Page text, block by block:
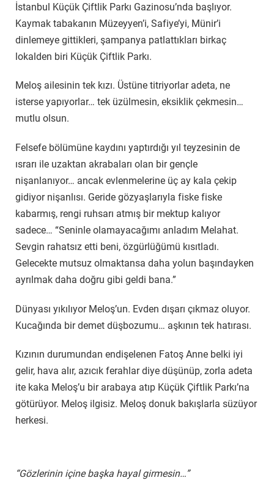
İstanbul Küçük Çiftlik Parkı Gazinosu’nda başlıyor.
Kaymak tabakanın Müzeyyen’i, Safiye’yi, Münir’i
dinlemeye gittikleri, şampanya patlattıkları birkaç
lokalden biri Küçük Çiftlik Parkı.
Meloş ailesinin tek kızı. Üstüne titriyorlar adeta, ne
isterse yapıyorlar… tek üzülmesin, eksiklik çekmesin…
mutlu olsun.
Felsefe bölümüne kaydını yaptırdığı yıl teyzesinin de
ısrarı ile uzaktan akrabaları olan bir gençle
nişanlanıyor… ancak evlenmelerine üç ay kala çekip
gidiyor nişanlısı. Geride gözyaşlarıyla fiske fiske
kabarmış, rengi ruhsarı atmış bir mektup kalıyor
sadece… “Seninle olamayacağımı anladım Melahat.
Sevgin rahatsız etti beni, özgürlüğümü kısıtladı.
Gelecekte mutsuz olmaktansa daha yolun başındayken
ayrılmak daha doğru gibi geldi bana.”
Dünyası yıkılıyor Meloş’un. Evden dışarı çıkmaz oluyor.
Kucağında bir demet düşbozumu… aşkının tek hatırası.
Kızının durumundan endişelenen Fatoş Anne belki iyi
gelir, hava alır, azıcık ferahlar diye düşünüp, zorla adeta
ite kaka Meloş’u bir arabaya atıp Küçük Çiftlik Parkı’na
götürüyor. Meloş ilgisiz. Meloş donuk bakışlarla süzüyor
herkesi.
“Gözlerinin içine başka hayal girmesin…”